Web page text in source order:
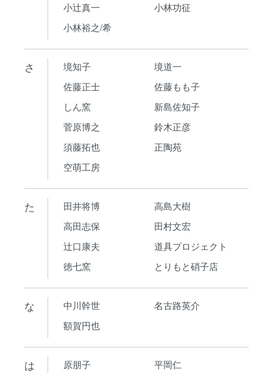
小辻真一
小林功征
小林裕之/希
さ 境知子
境道一
佐藤正士
佐藤もも子
しん窯
新島佐知子
菅原博之
鈴木正彦
須藤拓也
正陶苑
空萌工房
た 田井将博
高島大樹
高田志保
田村文宏
辻口康夫
道具プロジェクト
徳七窯
とりもと硝子店
な 中川幹世
名古路英介
額賀円也
は 原朋子
平岡仁